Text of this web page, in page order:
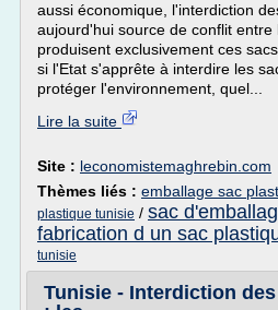
aussi économique, l'interdiction
aujourd'hui source de conflit entre
produisent exclusivement ces
si l'Etat s'apprête à interdire les
protéger l'environnement, quel...
Lire la suite
Site : leconomistemaghrebin.com
Thèmes liés : emballage sac
plastique tunisie / sac
fabrication d un sac
tunisie
Tunisie - Interdiction